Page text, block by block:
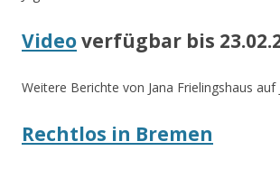
Videoverfügbar bis
Weitere Berichte von Jana Frielingshaus auf
Rechtlos in Bremen